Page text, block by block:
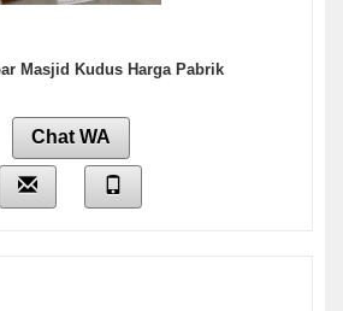
Masjid Kudus Harga Pabrik
Chat WA